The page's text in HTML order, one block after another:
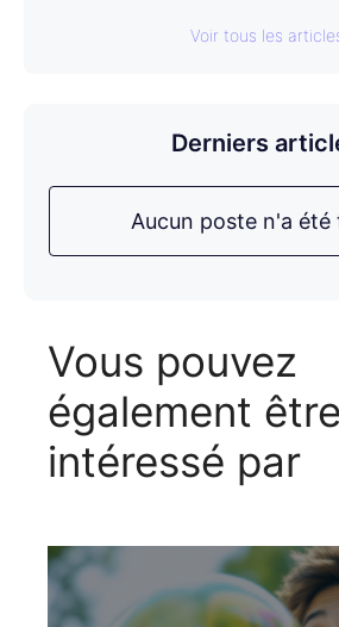
Voir tous les
Derniers
Aucun poste n'a été
Vous pouvez
également être
intéressé par